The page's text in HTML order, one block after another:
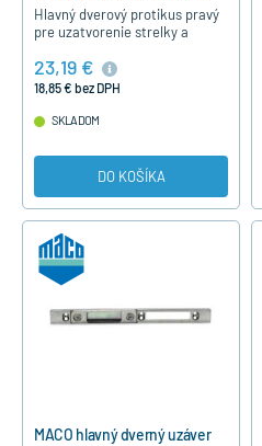
Strieborná, right
Hlavný dverový protikus pravý
pre uzatvorenie strelky a
drevené dvere na 12 mm
medzeru medzi rámom a
23,19 €
18,85 € bez DPH
SKLADOM
DO KOŠÍKA
MACO hlavný dverný uzáver